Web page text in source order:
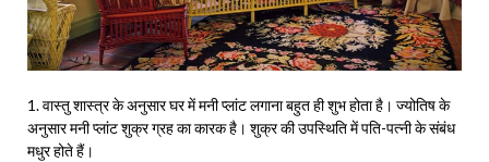
1. वास्तु शास्त्र के अनुसार घर में मनी प्लांट लगाना बहुत ही शुभ होता है। ज्योतिष के
अनुसार मनी प्लांट शुक्र ग्रह का कारक है। शुक्र की उपस्थिति में पति-पत्नी के संबंध
मधुर होते हैं।